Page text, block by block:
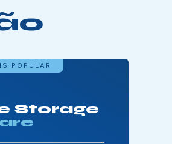
POPULAR
Storage